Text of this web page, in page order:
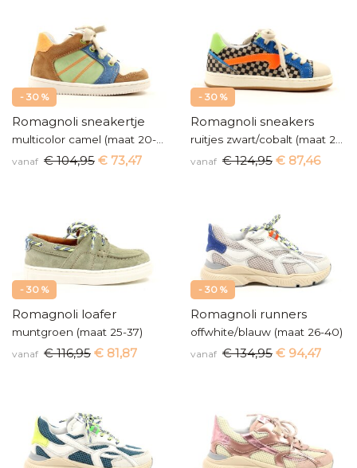
- 30 %
Romagnoli sneakertje
vanaf € 104,95 € 73,47
- 30 %
Romagnoli sneakers
vanaf € 124,95 € 87,46
- 30 %
Romagnoli loafer
muntgroen (maat 25-37)
vanaf € 116,95 € 81,87
- 30 %
Romagnoli runners
offwhite/blauw (maat 26-40)
vanaf € 134,95 € 94,47